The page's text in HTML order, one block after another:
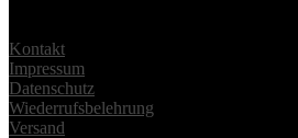
Kontakt
Impressum
Datenschutz
Wiederrufsbelehrung
Versand